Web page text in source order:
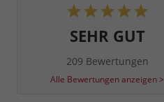
SEHR GUT
209 Bewertungen
Alle Bewertungen anzeigen >